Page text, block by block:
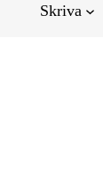
Skriva